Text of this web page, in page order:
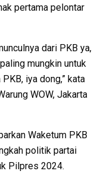
pertama pelontar
dari PKB ya,
mungkin untuk
iya dong,” kata
WOW, Jakarta
Waketum PKB
politik partai
Pilpres 2024.